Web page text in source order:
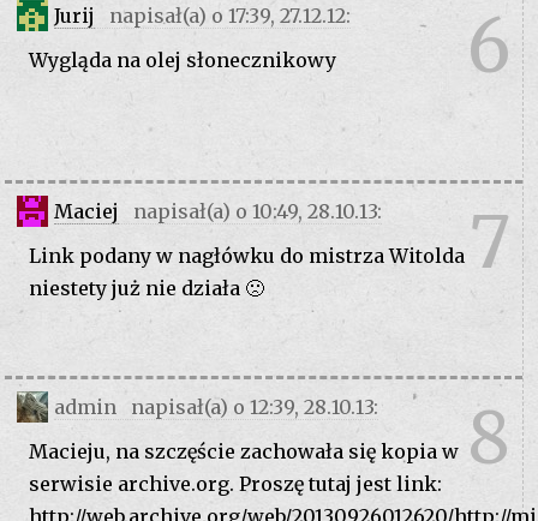
6
Jurij
napisał(a) o 17:39, 27.12.12:
Wygląda na olej słonecznikowy
7
Maciej
napisał(a) o 10:49, 28.10.13:
Link podany w nagłówku do mistrza Witolda
niestety już nie działa 🙁
8
admin napisał(a) o 12:39, 28.10.13:
Macieju, na szczęście zachowała się kopia w
serwisie archive.org. Proszę tutaj jest link: